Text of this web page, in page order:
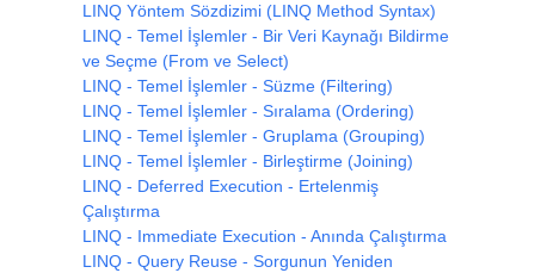
LINQ Yöntem Sözdizimi (LINQ Method Syntax)
LINQ - Temel İşlemler - Bir Veri Kaynağı Bildirme
ve Seçme (From ve Select)
LINQ - Temel İşlemler - Süzme (Filtering)
LINQ - Temel İşlemler - Sıralama (Ordering)
LINQ - Temel İşlemler - Gruplama (Grouping)
LINQ - Temel İşlemler - Birleştirme (Joining)
LINQ - Deferred Execution - Ertelenmiş
Çalıştırma
LINQ - Immediate Execution - Anında Çalıştırma
LINQ - Query Reuse - Sorgunun Yeniden